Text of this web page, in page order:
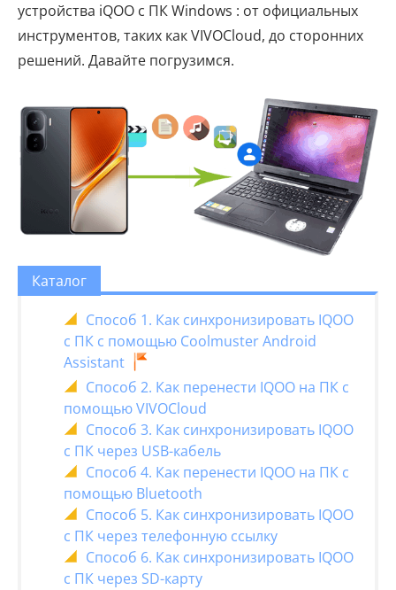
устройства iQOO с ПК Windows : от официальных
инструментов, таких как VIVOCloud, до сторонних
решений. Давайте погрузимся.
Каталог
Способ 1. Как синхронизировать IQOO
с ПК с помощью Coolmuster Android
Assistant
Способ 2. Как перенести IQOO на ПК с
помощью VIVOCloud
Способ 3. Как синхронизировать IQOO
с ПК через USB-кабель
Способ 4. Как перенести IQOO на ПК с
помощью Bluetooth
Способ 5. Как синхронизировать IQOO
с ПК через телефонную ссылку
Способ 6. Как синхронизировать IQOO
с ПК через SD-карту